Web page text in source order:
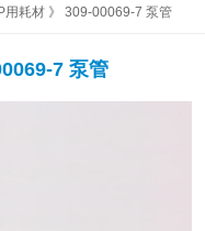
用耗材 》 309-00069-7 泵管
7 泵管